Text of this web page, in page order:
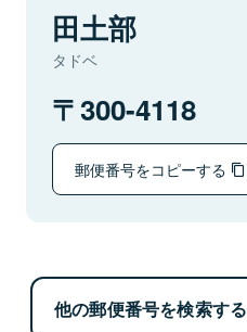
田土部
タドベ
300-4118
郵便番号をコピーする
他の郵便番号を検索する